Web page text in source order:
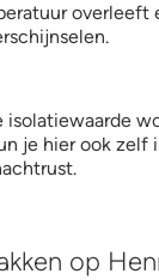
overleeft
je hier ook zelf
op